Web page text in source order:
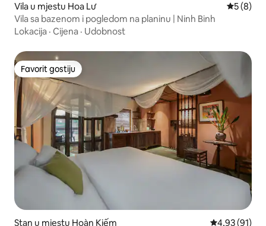
Vila u mjestu Hoa Lư
5 (8)
Vila sa bazenom i pogledom na planinu | Ninh Binh
Lokacija · Cijena · Udobnost
Favorit gostiju
Favorit gostiju
Stan u mjestu Hoàn Kiếm prosječna
4,93 (91)